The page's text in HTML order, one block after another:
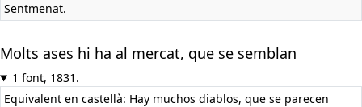
Sentmenat.
Molts ases hi ha al mercat, que se semblan
1 font, 1831.
Equivalent en castellà: Hay muchos diablos, que se parecen